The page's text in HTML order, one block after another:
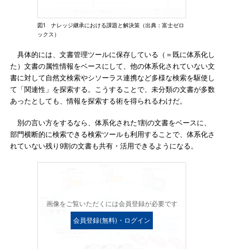
図1 ナレッジ継承における課題と解決策（出典：富士ゼロ
ックス）
具体的には、文書管理ツールに保存している（＝既に体系化し
た）文書の属性情報をベースにして、他の体系化されていない文
書に対して自然文検索やシソーラス連携など多様な検索を駆使し
て「関連性」を探索する。こうすることで、未分類の文書が多数
あったとしても、情報を探索する術を得られるわけだ。
別の言い方をするなら、体系化された1割の文書をベースに、
部門横断的に検索できる検索ツールも利用することで、体系化さ
れていない残り9割の文書も共有・活用できるようになる。
画像をご覧いただくには会員登録が必要です
会員登録(無料)・ログイン